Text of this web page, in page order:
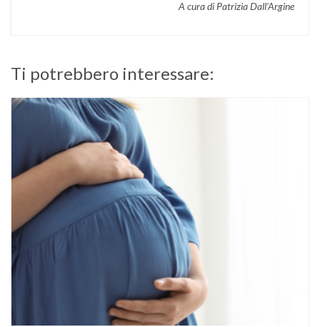
A cura di Patrizia Dall’Argine
Ti potrebbero interessare: